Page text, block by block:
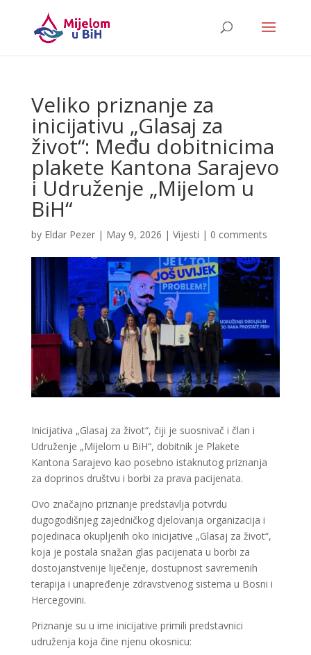
Veliko priznanje za
inicijativu „Glasaj za
život“: Među dobitnicima
plakete Kantona Sarajevo
i Udruženje „Mijelom u
BiH“
by Eldar Pezer| May 9, 2026 | Vijesti | 0 comments
Inicijativa „Glasaj za život“, čiji je suosnivač i član i
Udruženje „Mijelom u BiH“, dobitnik je Plakete
Kantona Sarajevo kao posebno istaknutog priznanja
za doprinos društvu i borbi za prava pacijenata.
Ovo značajno priznanje predstavlja potvrdu
dugogodišnjeg zajedničkog djelovanja organizacija i
pojedinaca okupljenih oko inicijative „Glasaj za život“,
koja je postala snažan glas pacijenata u borbi za
dostojanstvenije liječenje, dostupnost savremenih
terapija i unapređenje zdravstvenog sistema u Bosni i
Hercegovini.
Priznanje su u ime inicijative primili predstavnici
udruženja koja čine njenu okosnicu: